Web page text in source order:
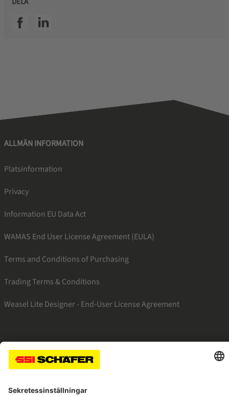
SSI facebookSSI linkedin
ALLMÄN INFORMATION
Platsinformation
Privacy
Information EU Data Act
WAMAS End User License Agreement (EULA)
Terms and Conditions of Purchasing
Trading Terms & Conditions
Weasel Lite Designer - End-User License Agreement
SSI instagramSSI linkedinSSI facebook